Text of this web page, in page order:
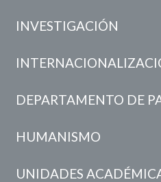
INVESTIGACIÓN
DEPARTAMENTO DE
HUMANISMO
UNIDADES